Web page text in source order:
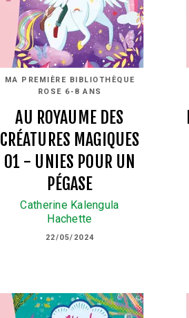
MA PREMIÈRE BIBLIOTHÈQUE
ROSE 6-8 ANS
AU ROYAUME DES
CRÉATURES MAGIQUES
01 - UNIES POUR UN
PÉGASE
Catherine Kalengula
Hachette
22/05/2024